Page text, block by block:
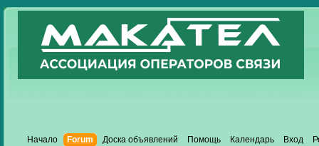
Начало Forum Доска объявлений Помощь Календарь Вход